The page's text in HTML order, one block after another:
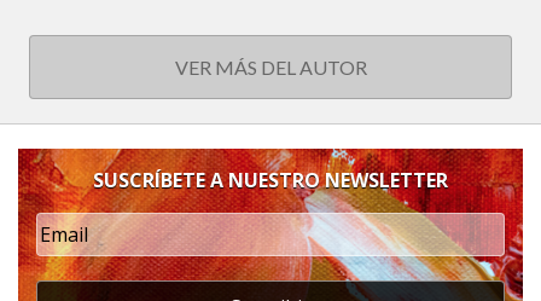
VER MÁS DEL AUTOR
SUSCRÍBETE A NUESTRO NEWSLETTER